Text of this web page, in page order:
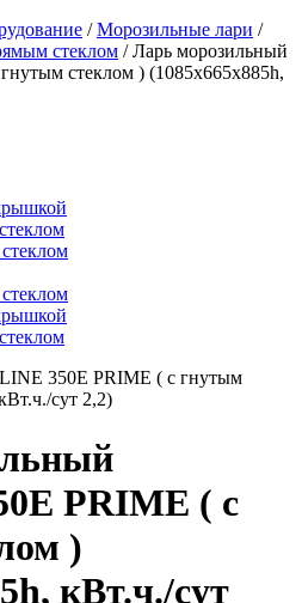
/ Морозильные лари /
стеклом / Ларь морозильный
стеклом ) (1085х665х885h,
PRIME ( с
)
кВт.ч./сут